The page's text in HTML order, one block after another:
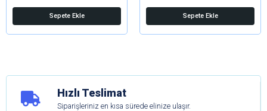
Sepete Ekle Sepete Ekle
Hızlı Teslimat
Siparişleriniz en kısa sürede elinize ulaşır.